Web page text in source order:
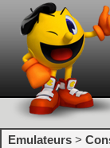
Emulateurs >